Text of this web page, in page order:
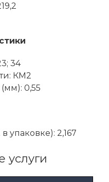
34
КМ2
0,55
упаковке): 2,167
услуги